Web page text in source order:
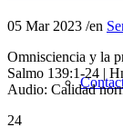
05 Mar 2023 /en
Omnisciencia y la
Salmo 139:1-24 |
Audio: Calidad
24